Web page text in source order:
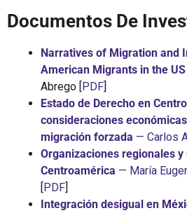
Documentos De
Narratives of Migration and
American Migrants in the
Abrego [PDF]
Estado de Derecho en
consideraciones
migración forzada — Carlos
Organizaciones regionales
Centroamérica — María
[PDF]
Integración desigual en